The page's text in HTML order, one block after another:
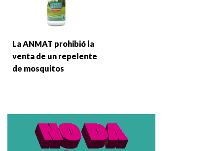
La ANMAT prohibió la
venta de un repelente
de mosquitos